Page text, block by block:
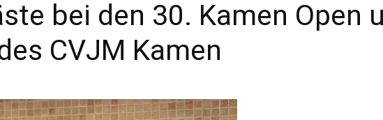
bei den 30. Kamen Open
CVJM Kamen